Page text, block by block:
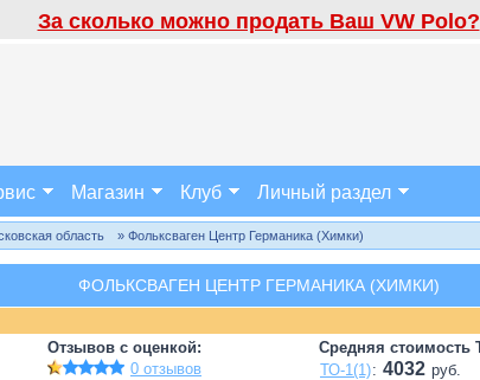
За сколько можно продать Ваш VW Polo?
Магазин Клуб Личный раздел
область » Фольксваген Центр Германика (Химки)
ФОЛЬКСВАГЕН ЦЕНТР ГЕРМАНИКА (ХИМКИ)
Отзывов с оценкой:
0 отзывов
Средняя стоимость
ТО-1(1): 4032 руб.